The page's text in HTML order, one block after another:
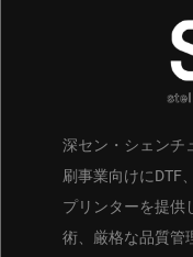
深セン・シェンチ
刷事業向けにDTF
プリンターを提供
術、厳格な品質管